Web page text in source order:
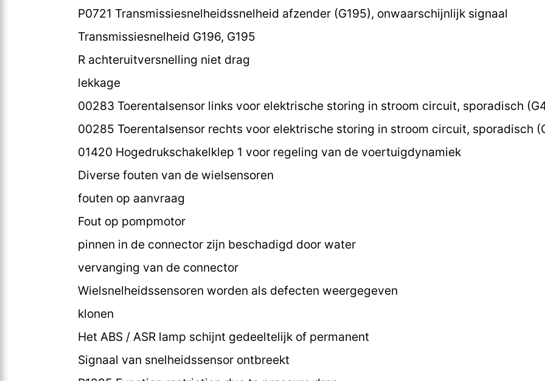
P0721 Transmissiesnelheidssnelheid afzender (G195), onwaarschijnlijk signaal
Transmissiesnelheid G196, G195
R achteruitversnelling niet drag
lekkage
00283 Toerentalsensor links voor elektrische storing in stroom circuit, sporadisch
00285 Toerentalsensor rechts voor elektrische storing in stroom circuit, sporadisch
01420 Hogedrukschakelklep 1 voor regeling van de voertuigdynamiek
Diverse fouten van de wielsensoren
fouten op aanvraag
Fout op pompmotor
pinnen in de connector zijn beschadigd door water
vervanging van de connector
Wielsnelheidssensoren worden als defecten weergegeven
klonen
Het ABS / ASR lamp schijnt gedeeltelijk of permanent
Signaal van snelheidssensor ontbreekt